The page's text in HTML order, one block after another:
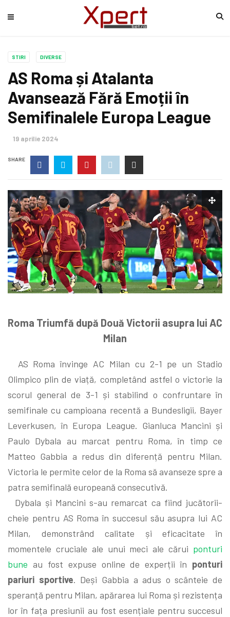
STIRI DIVERSE
AS Roma și Atalanta
Avansează Fără Emoții în
Semifinalele Europa League
19 aprilie 2024
SHARE
Roma Triumfă după Două Victorii asupra lui AC
Milan
AS Roma învinge AC Milan cu 2-1 pe un Stadio
Olimpico plin de viață, completând astfel o victorie la
scorul general de 3-1 și stabilind o confruntare în
semifinale cu campioana recentă a Bundesligii, Bayer
Leverkusen, în Europa League. Gianluca Mancini și
Paulo Dybala au marcat pentru Roma, în timp ce
Matteo Gabbia a redus din diferență pentru Milan.
Victoria le permite celor de la Roma să avanseze spre a
patra semifinală europeană consecutivă.
Dybala și Mancini s-au remarcat ca fiind jucătorii-
cheie pentru AS Roma în succesul său asupra lui AC
Milan, demonstrând calitate și eficacitate în
momentele cruciale ale unui meci ale cărui ponturi
bune au fost expuse online de experții în ponturi
pariuri sportive. Deși Gabbia a adus o scânteie de
speranță pentru Milan, apărarea lui Roma și rezistența
lor în fața presiunii au fost esențiale pentru succesul